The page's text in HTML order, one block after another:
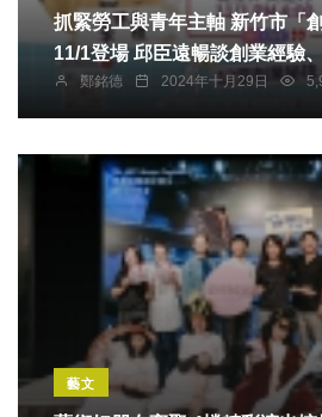
抓緊勞工與青年主軸 新竹市「創客講學堂」壓軸
11/1登場 邱臣遠暢談創業經驗
鄭銘德 2024年十月29日
藝文